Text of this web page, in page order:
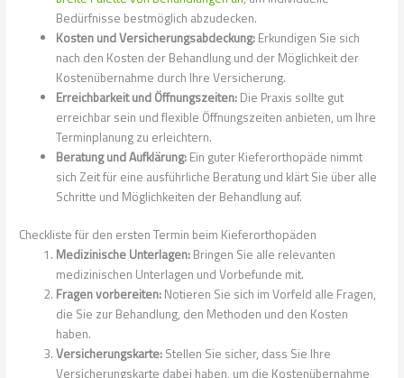
Bedürfnisse bestmöglich abzudecken.
Kosten und Versicherungsabdeckung: Erkundigen Sie sich
nach den Kosten der Behandlung und der Möglichkeit der
Kostenübernahme durch Ihre Versicherung.
Erreichbarkeit und Öffnungszeiten: Die Praxis sollte gut
erreichbar sein und flexible Öffnungszeiten anbieten, um Ihre
Terminplanung zu erleichtern.
Beratung und Aufklärung: Ein guter Kieferorthopäde nimmt
sich Zeit für eine ausführliche Beratung und klärt Sie über alle
Schritte und Möglichkeiten der Behandlung auf.
Checkliste für den ersten Termin beim Kieferorthopäden
Medizinische Unterlagen: Bringen Sie alle relevanten
medizinischen Unterlagen und Vorbefunde mit.
Fragen vorbereiten: Notieren Sie sich im Vorfeld alle Fragen,
die Sie zur Behandlung, den Methoden und den Kosten
haben.
Versicherungskarte: Stellen Sie sicher, dass Sie Ihre
Versicherungskarte dabei haben, um die Kostenübernahme